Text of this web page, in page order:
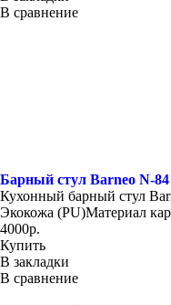
В сравнение
Барный стул Barneo N-
Кухонный барный стул
Экокожа (PU)Материал
4000р.
Купить
В закладки
В сравнение